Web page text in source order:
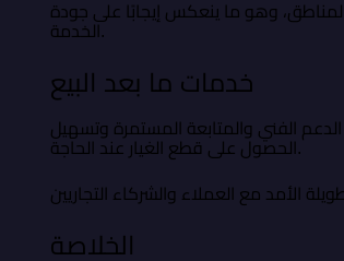
وهو ما ينعكس إيجابًا على جودة
الخدمة.
خدمات ما بعد البيع
الفني والمتابعة المستمرة وتسهيل
الحصول على قطع الغيار عند الحاجة.
الخلاصة